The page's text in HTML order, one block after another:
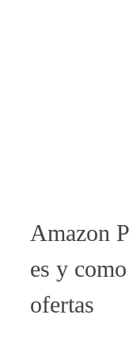
Amazon
es y
ofertas